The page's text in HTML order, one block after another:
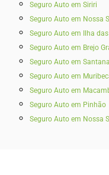
Seguro Auto em Siriri
Seguro Auto em Nossa
Seguro Auto em Ilha
Seguro Auto em Brejo
Seguro Auto em
Seguro Auto em
Seguro Auto em
Seguro Auto em Pinhão
Seguro Auto em Nossa